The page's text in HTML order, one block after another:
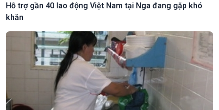
Hỗ trợ gần 40 lao động Việt Nam tại Nga đang gặp khó
khăn